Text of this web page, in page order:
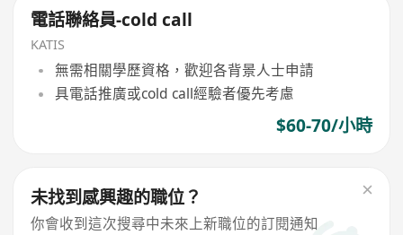
電話聯絡員-cold call
KATIS
無需相關學歷資格，歡迎各背景人士申請
具電話推廣或cold call經驗者優先考慮
$60-70/小時
未找到感興趣的職位？
你會收到這次搜尋中未來上新職位的訂閱通知